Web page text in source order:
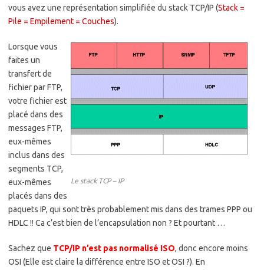
vous avez une représentation simplifiée du stack TCP/IP (Stack =
Pile = Empilement = Couches).
Le stack TCP – IP
Lorsque vous
faites un
transfert de
fichier par FTP,
votre fichier est
placé dans des
messages FTP,
eux-mêmes
inclus dans des
segments TCP,
eux-mêmes
placés dans des
paquets IP, qui sont très probablement mis dans des trames PPP ou
HDLC !! Ca c’est bien de l’encapsulation non ? Et pourtant …
Sachez que TCP/IP n’est pas normalisé ISO, donc encore moins
OSI (Elle est claire la différence entre ISO et OSI ?). En